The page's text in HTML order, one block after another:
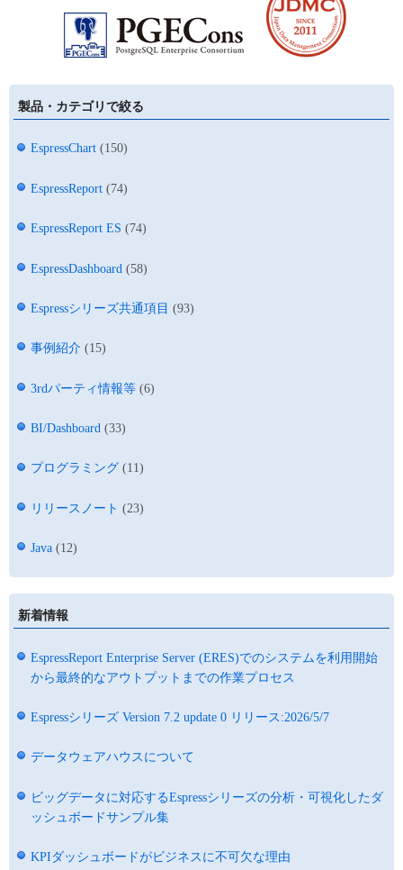
製品・カテゴリで絞る
EspressChart (150)
EspressReport (74)
EspressReport ES (74)
EspressDashboard (58)
Espressシリーズ共通項目 (93)
事例紹介 (15)
3rdパーティ情報等 (6)
BI/Dashboard (33)
プログラミング (11)
リリースノート (23)
Java (12)
新着情報
EspressReport Enterprise Server (ERES)でのシステムを利用開始
から最終的なアウトプットまでの作業プロセス
Espressシリーズ Version 7.2 update 0 リリース:2026/5/7
データウェアハウスについて
ビッグデータに対応するEspressシリーズの分析・可視化したダ
ッシュボードサンプル集
KPIダッシュボードがビジネスに不可欠な理由